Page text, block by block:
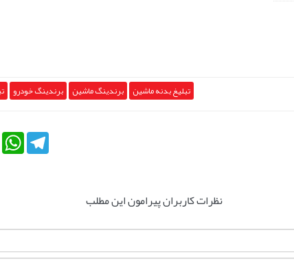
تبلیغ بدنه ماشین برندینگ ماشین برندینگ خودرو
Telegram
نظرات کاربران پیرامون این مطلب